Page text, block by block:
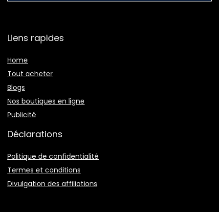
Liens rapides
Home
Tout acheter
Blogs
Nos boutiques en ligne
Publicité
Déclarations
Politique de confidentialité
Termes et conditions
Divulgation des affiliations